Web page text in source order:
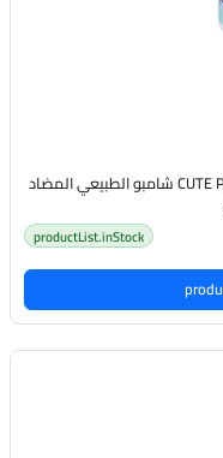
CUTE PRESS Silicone Natural Anti-Hairfall Shampoo شامبو الطبيعي المضاد
productList.inStock